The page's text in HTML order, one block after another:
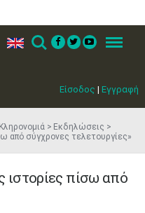
Είσοδος | Εγγραφή
en Search Menu
Εκδηλώσεις
από σύγχρονες τελετουργίες»
ιστορίες πίσω από